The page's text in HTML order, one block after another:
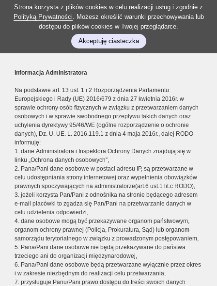
Strona korzysta z plików cookies w celu realizacji usług i zgodnie z
Polityką Prywatności. Możesz określić warunki przechowywania lub
dostępu do plików cookies w Twojej przeglądarce.
Akceptuję ciasteczka
Informacja Administratora
Na podstawie art. 13 ust. 1 i 2 Rozporządzenia Parlamentu
Europejskiego i Rady (UE) 2016/679 z dnia 27 kwietnia 2016r. w
sprawie ochrony osób fizycznych w związku z przetwarzaniem danych
osobowych i w sprawie swobodnego przepływu takich danych oraz
uchylenia dyrektywy 95/46/WE (ogólne rozporządzenie o ochronie
danych), Dz. U. UE. L. 2016.119.1 z dnia 4 maja 2016r., dalej RODO
informuję:
1. dane Administratora i Inspektora Ochrony Danych znajdują się w
linku „Ochrona danych osobowych”,
2. Pana/Pani dane osobowe w postaci adresu IP, są przetwarzane w
celu udostępniania strony internetowej oraz wypełnienia obowiązków
prawnych spoczywających na administratorze(art.6 ust.1 lit.c RODO),
3. jeżeli korzysta Pan/Pani z odnośnika na stronie będącego adresem
e-mail placówki to zgadza się Pan/Pani na przetwarzanie danych w
celu udzielenia odpowiedzi,
4. dane osobowe mogą być przekazywane organom państwowym,
organom ochrony prawnej (Policja, Prokuratura, Sąd) lub organom
samorządu terytorialnego w związku z prowadzonym postępowaniem,
5. Pana/Pani dane osobowe nie będą przekazywane do państwa
trzeciego ani do organizacji międzynarodowej,
6. Pana/Pani dane osobowe będą przetwarzane wyłącznie przez okres
i w zakresie niezbędnym do realizacji celu przetwarzania,
7. przysługuje Panu/Pani prawo dostępu do treści swoich danych